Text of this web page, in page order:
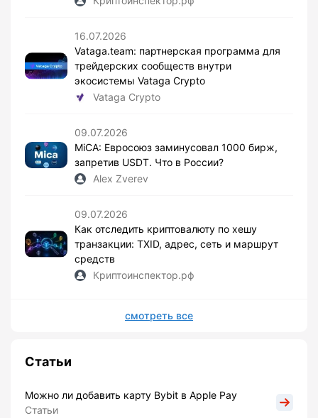
16.07.2026
Vataga.team: партнерская программа для
трейдерских сообществ внутри
экосистемы Vataga Crypto
Vataga Crypto
09.07.2026
MiCA: Евросоюз заминусовал 1000 бирж,
запретив USDT. Что в России?
Alex Zverev
09.07.2026
Как отследить криптовалюту по хешу
транзакции: TXID, адрес, сеть и маршрут
средств
Криптоинспектор.рф
смотреть все
Статьи
Можно ли добавить карту Bybit в Apple Pay
Статьи